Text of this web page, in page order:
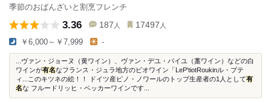
季節のおばんざいと割烹フレンチ
3.36 187 人 17497 人
￥6,000～￥7,999 -
...ヴァン・ジョーヌ（黄ワイン）、ヴァン・デユ・パイユ（藁ワイン）などの白
ワインが有名なフランス・ジュラ地方のビオワイン「LeP'tiotRoukinル・プテ
ィ...このキツネの絵！！ ドイツ産ピノ・ノワールのトップ生産者の1人として有
名な フルードリッヒ・ベッカーワインです...